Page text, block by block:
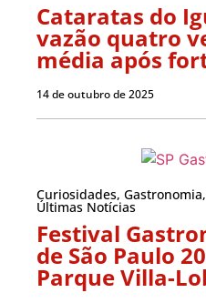
Cataratas do
vazão quatro
média após
14 de outubro de 2025
Curiosidades, Gastronomia,
Últimas Notícias
Festival
de São Paulo
Parque Villa-